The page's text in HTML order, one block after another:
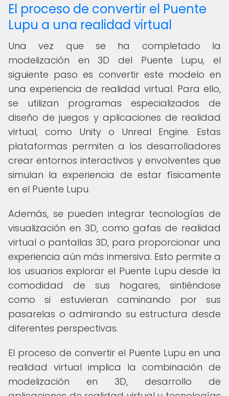
El proceso de convertir el Puente
Lupu a una realidad virtual
Una vez que se ha completado la
modelización en 3D del Puente Lupu, el
siguiente paso es convertir este modelo en
una experiencia de realidad virtual. Para ello,
se utilizan programas especializados de
diseño de juegos y aplicaciones de realidad
virtual, como Unity o Unreal Engine. Estas
plataformas permiten a los desarrolladores
crear entornos interactivos y envolventes que
simulan la experiencia de estar físicamente
en el Puente Lupu.
Además, se pueden integrar tecnologías de
visualización en 3D, como gafas de realidad
virtual o pantallas 3D, para proporcionar una
experiencia aún más inmersiva. Esto permite a
los usuarios explorar el Puente Lupu desde la
comodidad de sus hogares, sintiéndose
como si estuvieran caminando por sus
pasarelas o admirando su estructura desde
diferentes perspectivas.
El proceso de convertir el Puente Lupu en una
realidad virtual implica la combinación de
modelización en 3D, desarrollo de